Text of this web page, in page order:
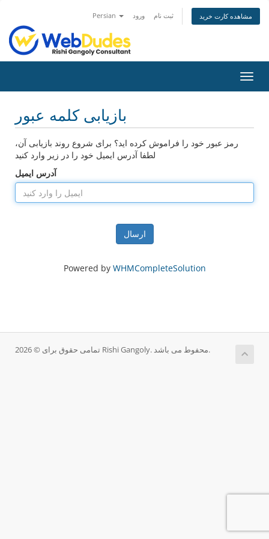
Persian ورود ثبت نام مشاهده کارت خرید
تغییر
بازیابی کلمه عبور
رمز عبور خود را فراموش کرده اید؟ برای شروع روند بازیابی آن،
لطفا آدرس ایمیل خود را در زیر وارد کنید
آدرس ایمیل
ارسال
Powered by WHMCompleteSolution
تمامی حقوق برای © 2026 Rishi Gangoly. محفوط می باشد.